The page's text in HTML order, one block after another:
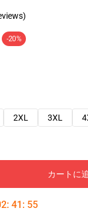
-20%
2XL 3XL
カートに
: 41 : 54